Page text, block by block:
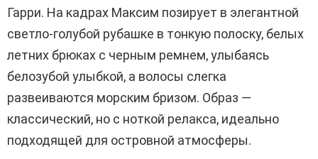
Гарри. На кадрах Максим позирует в элегантной
светло-голубой рубашке в тонкую полоску, белых
летних брюках с черным ремнем, улыбаясь
белозубой улыбкой, а волосы слегка
развеиваются морским бризом. Образ —
классический, но с ноткой релакса, идеально
подходящей для островной атмосферы.